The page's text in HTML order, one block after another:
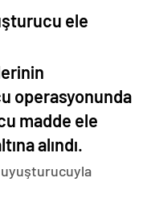
ele
operasyonunda
madde ele
alındı.
uyuşturucuyla